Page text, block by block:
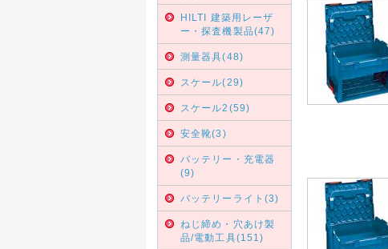
HILTI 建築用レーザ
ー・探査機製品(47)
測量器具(48)
スケール(29)
スケール2(59)
安全靴(3)
バッテリー・充電器
(9)
バッテリーライト(3)
ねじ締め・穴あけ製
品/電動工具(151)